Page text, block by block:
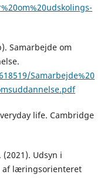
Samarbejde om
Samarbejde%20
life. Cambridge
(2021). Udsyn i
af læringsorienteret